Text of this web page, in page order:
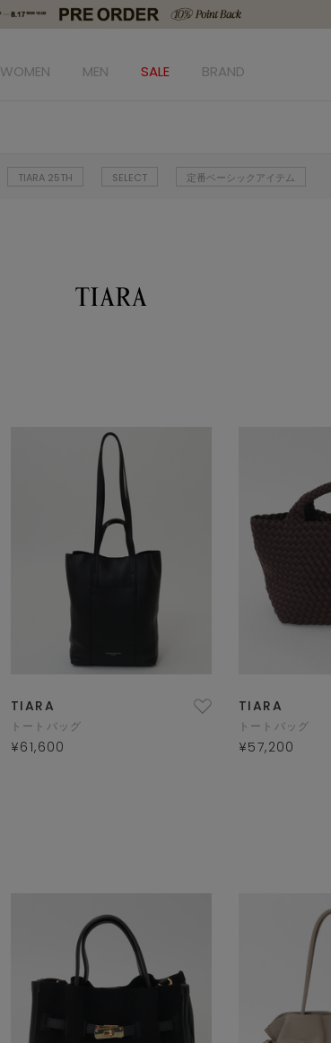
WOMEN MEN SALE BRAND
TIARA 25TH SELECT 定番ベーシックアイテム
TIARA
トートバッグ
¥61,600
TIARA
トートバッグ
¥57,200